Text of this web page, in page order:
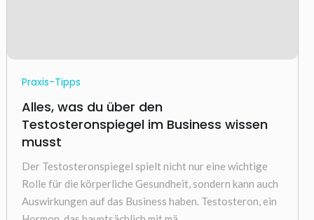
Praxis-Tipps
Alles, was du über den
Testosteronspiegel im Business wissen
musst
Der Testosteronspiegel spielt nicht nur eine wichtige
Rolle für die körperliche Gesundheit, sondern kann auch
Auswirkungen auf das Business haben. Testosteron, ein